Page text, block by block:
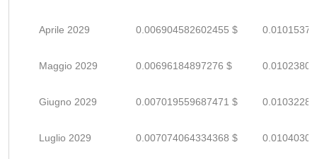
Aprile 2029 0.006904582602455 $
Maggio 2029 0.00696184897276 $
Giugno 2029 0.007019559687471 $
Luglio 2029 0.007074064334368 $